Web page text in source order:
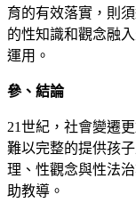
育的有效落實，則
的性知識和觀念融
運用。
參、 結論
21世紀，社會變遷
難以完整的提供孩
理、性觀念與性法
助教導。